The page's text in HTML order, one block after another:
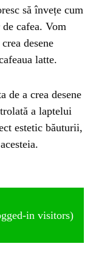
să învețe cum
cafea. Vom
desene
latte.
de a crea desene
a laptelui
estetic băuturii,
in visitors)
bune seriale